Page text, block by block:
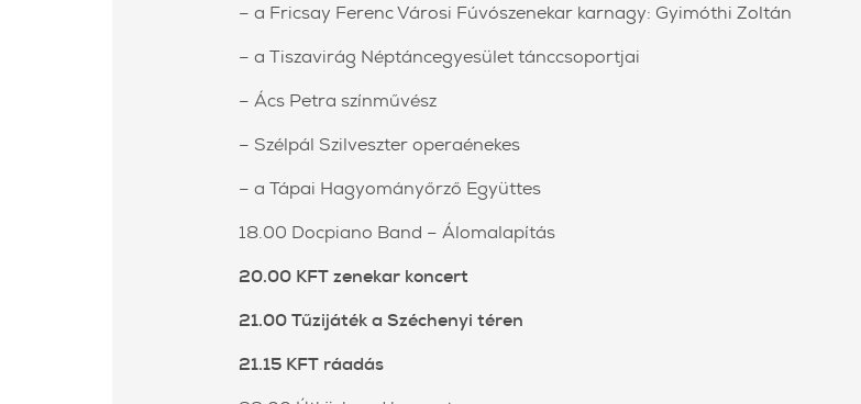
– a Fricsay Ferenc Városi Fúvószenekar karnagy: Gyimóthi Zoltán
– a Tiszavirág Néptáncegyesület tánccsoportjai
– Ács Petra színművész
– Szélpál Szilveszter operaénekes
– a Tápai Hagyományőrző Együttes
18.00 Docpiano Band – Álomalapítás
20.00 KFT zenekar koncert
21.00 Tűzijáték a Széchenyi téren
21.15 KFT ráadás